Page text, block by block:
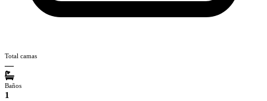
Total camas
—
Baños
1